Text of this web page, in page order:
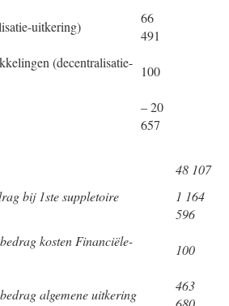
uitkering)
66
491
(decentralisatie-
100
– 20
657
48 107
bij 1ste suppletoire
1 164
596
kosten Financiële-
100
algemene uitkering
463